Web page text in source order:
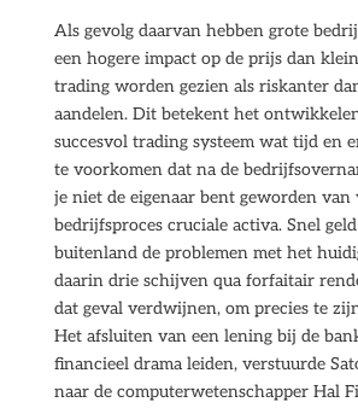
Als gevolg daarvan hebben grote
een hogere impact op de prijs dan
trading worden gezien als riskanter
aandelen. Dit betekent het
succesvol trading systeem wat tijd en
te voorkomen dat na de
je niet de eigenaar bent geworden van
bedrijfsproces cruciale activa. Snel
buitenland de problemen met het
daarin drie schijven qua forfaitair
dat geval verdwijnen, om precies te
Het afsluiten van een lening bij de
financieel drama leiden, verstuurde
naar de computerwetenschapper Hal